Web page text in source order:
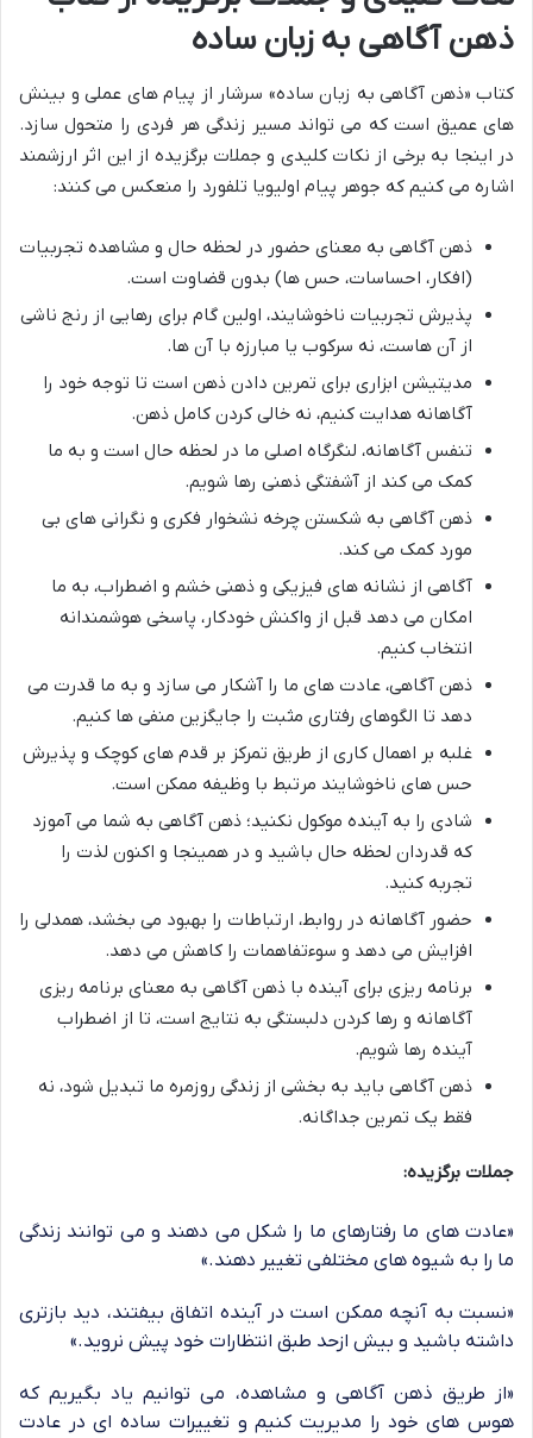
ذهن آگاهی به زبان ساده
کتاب «ذهن آگاهی به زبان ساده» سرشار از پیام های عملی و بینش
های عمیق است که می تواند مسیر زندگی هر فردی را متحول سازد.
در اینجا به برخی از نکات کلیدی و جملات برگزیده از این اثر ارزشمند
اشاره می کنیم که جوهر پیام اولیویا تلفورد را منعکس می کنند:
ذهن آگاهی به معنای حضور در لحظه حال و مشاهده تجربیات
(افکار، احساسات، حس ها) بدون قضاوت است.
پذیرش تجربیات ناخوشایند، اولین گام برای رهایی از رنج ناشی
از آن هاست، نه سرکوب یا مبارزه با آن ها.
مدیتیشن ابزاری برای تمرین دادن ذهن است تا توجه خود را
آگاهانه هدایت کنیم، نه خالی کردن کامل ذهن.
تنفس آگاهانه، لنگرگاه اصلی ما در لحظه حال است و به ما
کمک می کند از آشفتگی ذهنی رها شویم.
ذهن آگاهی به شکستن چرخه نشخوار فکری و نگرانی های بی
مورد کمک می کند.
آگاهی از نشانه های فیزیکی و ذهنی خشم و اضطراب، به ما
امکان می دهد قبل از واکنش خودکار، پاسخی هوشمندانه
انتخاب کنیم.
ذهن آگاهی، عادت های ما را آشکار می سازد و به ما قدرت می
دهد تا الگوهای رفتاری مثبت را جایگزین منفی ها کنیم.
غلبه بر اهمال کاری از طریق تمرکز بر قدم های کوچک و پذیرش
حس های ناخوشایند مرتبط با وظیفه ممکن است.
شادی را به آینده موکول نکنید؛ ذهن آگاهی به شما می آموزد
که قدردان لحظه حال باشید و در همینجا و اکنون لذت را
تجربه کنید.
حضور آگاهانه در روابط، ارتباطات را بهبود می بخشد، همدلی را
افزایش می دهد و سوءتفاهمات را کاهش می دهد.
برنامه ریزی برای آینده با ذهن آگاهی به معنای برنامه ریزی
آگاهانه و رها کردن دلبستگی به نتایج است، تا از اضطراب
آینده رها شویم.
ذهن آگاهی باید به بخشی از زندگی روزمره ما تبدیل شود، نه
فقط یک تمرین جداگانه.
جملات برگزیده:
«عادت های ما رفتارهای ما را شکل می دهند و می توانند زندگی
ما را به شیوه های مختلفی تغییر دهند.»
«نسبت به آنچه ممکن است در آینده اتفاق بیفتند، دید بازتری
داشته باشید و بیش ازحد طبق انتظارات خود پیش نروید.»
«از طریق ذهن آگاهی و مشاهده، می توانیم یاد بگیریم که
هوس های خود را مدیریت کنیم و تغییرات ساده ای در عادت